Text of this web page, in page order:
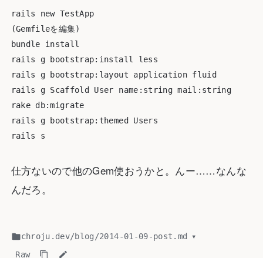
rails new TestApp
(Gemfileを編集)
bundle install
rails g bootstrap:install less
rails g bootstrap:layout application fluid
rails g Scaffold User name:string mail:string
rake db:migrate
rails g bootstrap:themed Users
仕方ないので他のGem使おうかと。んー……なんな
んだろ。
chroju.dev/blog/2014-01-09-post.md
▾
Raw